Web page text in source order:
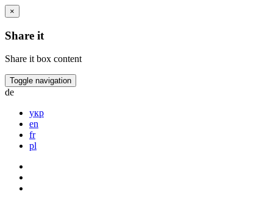
×
Share it
Share it box content
Toggle navigation
de
укр
en
fr
pl